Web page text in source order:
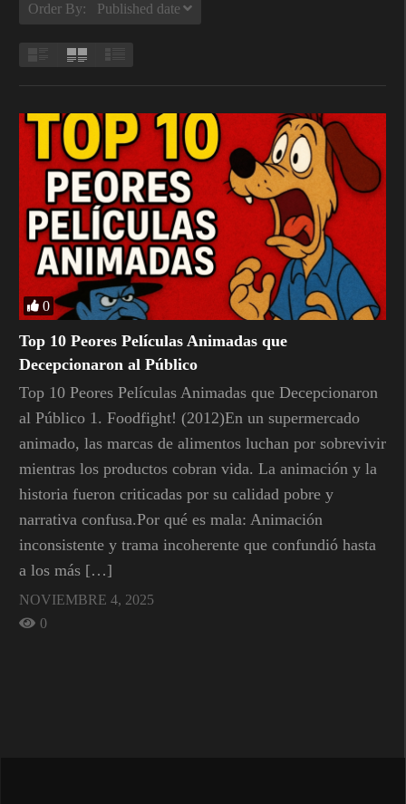
Order By: Published date
0
Top 10 Peores Películas Animadas que
Decepcionaron al Público
Top 10 Peores Películas Animadas que Decepcionaron
al Público 1. Foodfight! (2012)En un supermercado
animado, las marcas de alimentos luchan por sobrevivir
mientras los productos cobran vida. La animación y la
historia fueron criticadas por su calidad pobre y
narrativa confusa.Por qué es mala: Animación
inconsistente y trama incoherente que confundió hasta
a los más […]
NOVIEMBRE 4, 2025
0